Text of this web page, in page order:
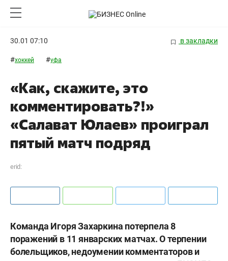
30.01 07:10 в закладки
#хоккей #уфа
«Как, скажите, это
комментировать?!»
«Салават Юлаев» проиграл
пятый матч подряд
erid:
Команда Игоря Захаркина потерпела 8
поражений в 11 январских матчах. О терпении
болельщиков, недоумении комментаторов и